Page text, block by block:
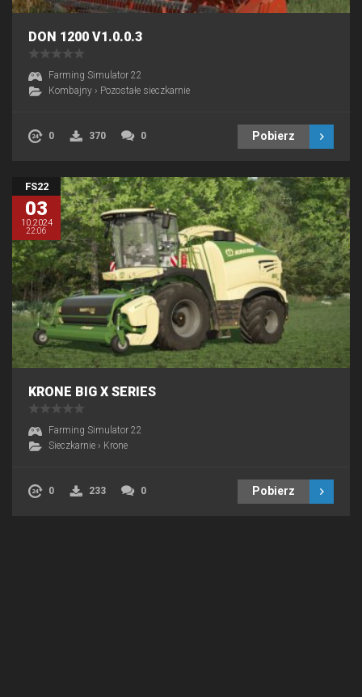
DON 1200 V1.0.0.3
Farming Simulator 22
Kombajny › Pozostałe sieczkarnie
0 370 0 Pobierz
FS22
03
10.2024
22:06
KRONE BIG X SERIES
Farming Simulator 22
Sieczkarnie › Krone
0 233 0 Pobierz